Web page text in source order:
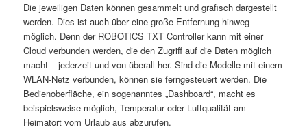
Die jeweiligen Daten können gesammelt und grafisch dargestellt
werden. Dies ist auch über eine große Entfernung hinweg
möglich. Denn der ROBOTICS TXT Controller kann mit einer
Cloud verbunden werden, die den Zugriff auf die Daten möglich
macht – jederzeit und von überall her. Sind die Modelle mit einem
WLAN-Netz verbunden, können sie ferngesteuert werden. Die
Bedienoberfläche, ein sogenanntes „Dashboard“, macht es
beispielsweise möglich, Temperatur oder Luftqualität am
Heimatort vom Urlaub aus abzurufen.